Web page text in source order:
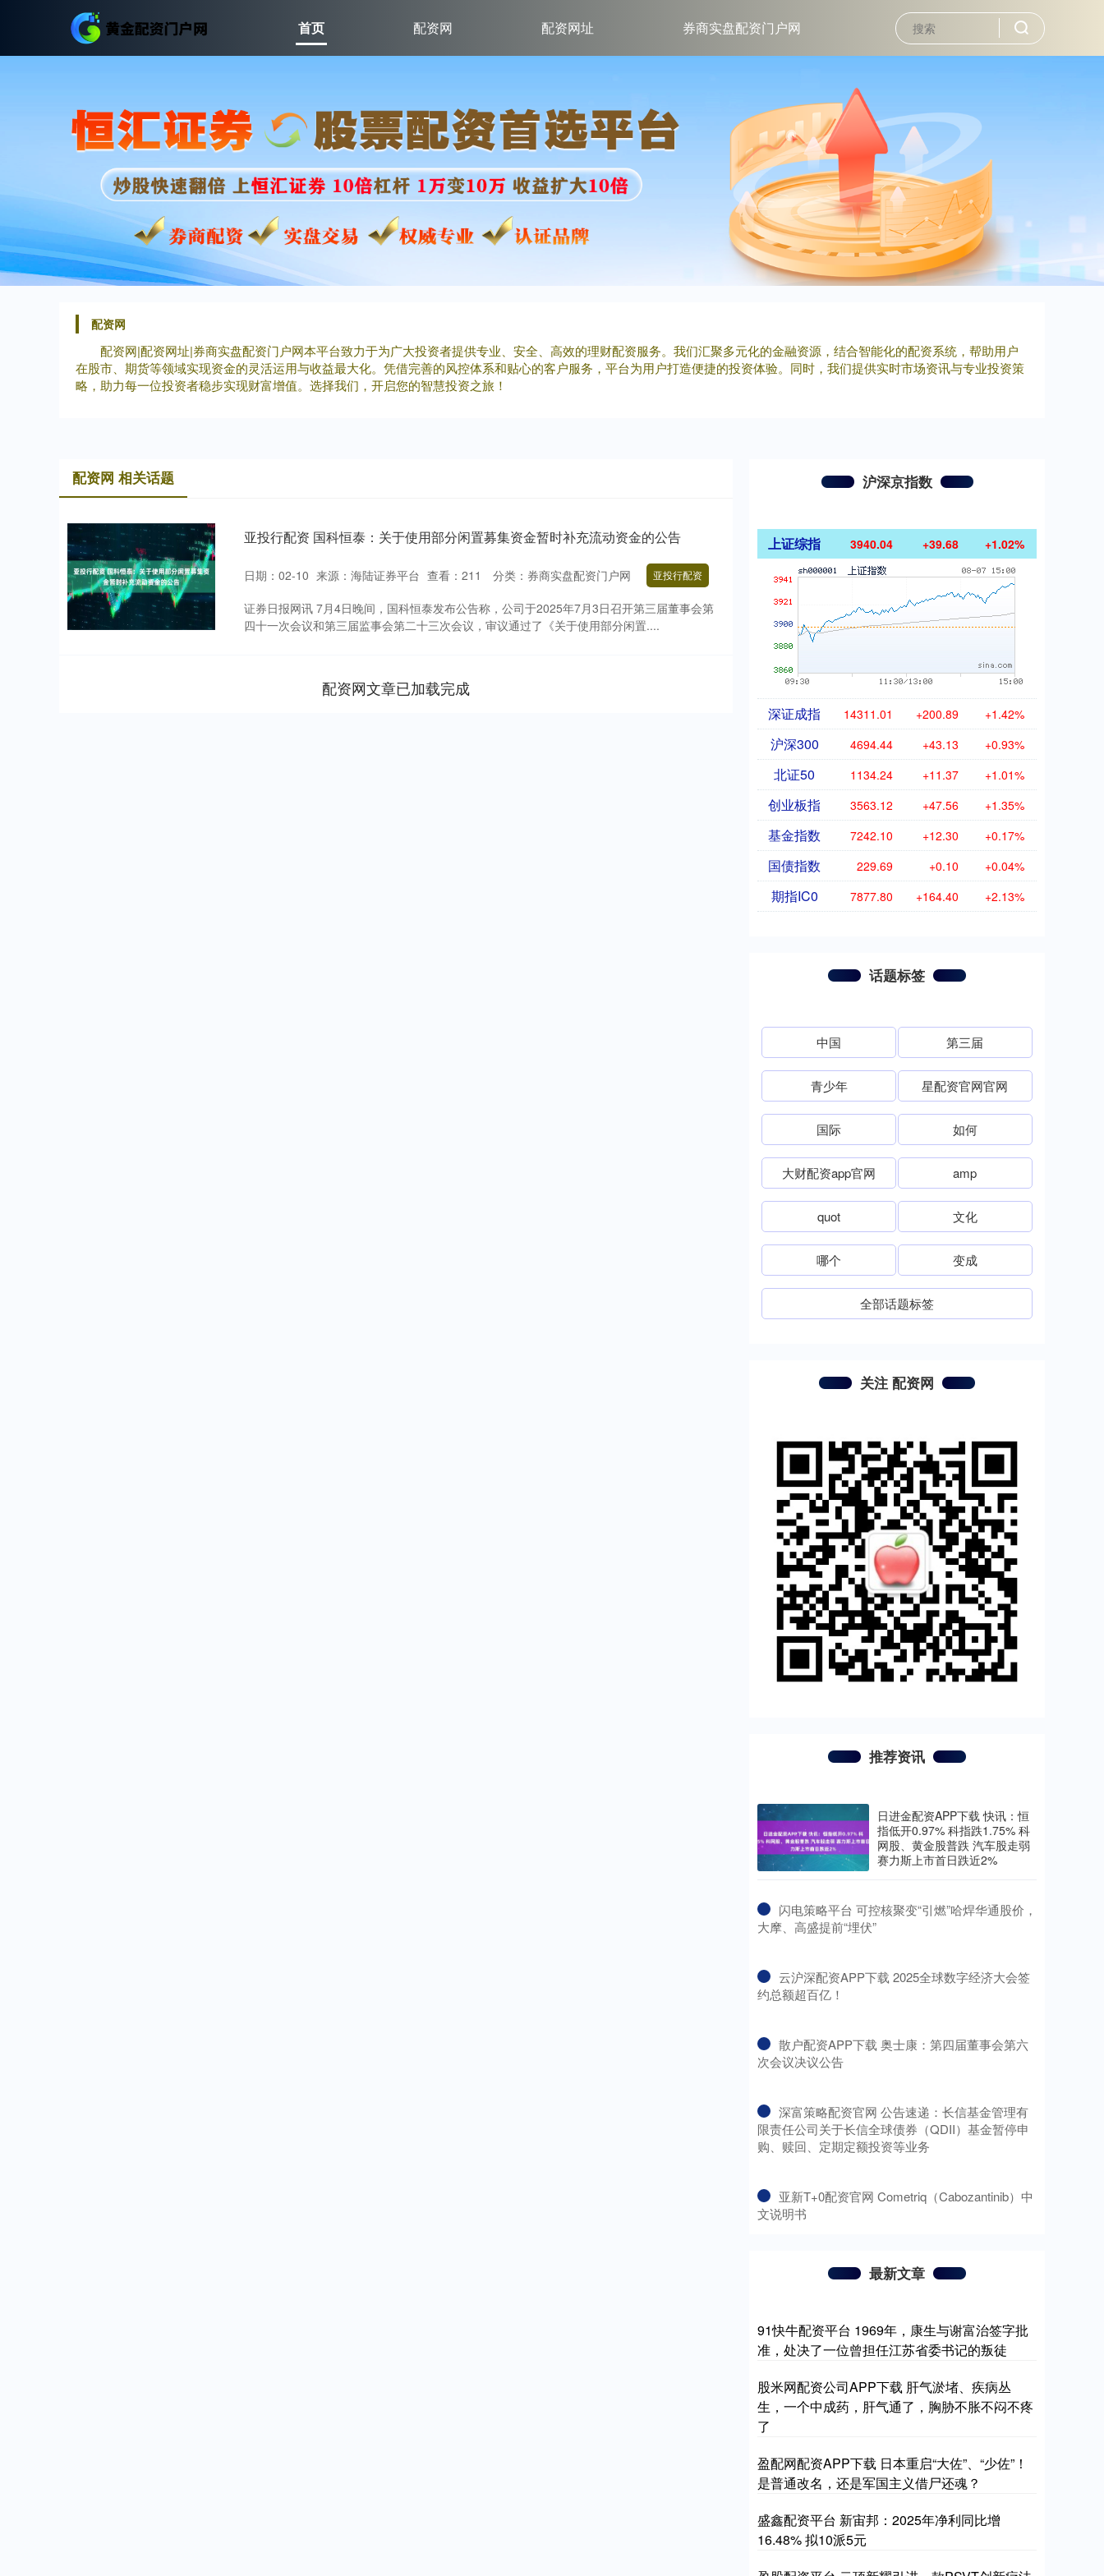
首页 配资网 配资网址 券商实盘配资门户网
配资网
配资网|配资网址|券商实盘配资门户网本平台致力于为广大投资者提供专业、安全、高效的理财配资服务。我们汇聚多元化的金融资源，结合智能化的配资系统，帮助用户
在股市、期货等领域实现资金的灵活运用与收益最大化。凭借完善的风控体系和贴心的客户服务，平台为用户打造便捷的投资体验。同时，我们提供实时市场资讯与专业投资策
略，助力每一位投资者稳步实现财富增值。选择我们，开启您的智慧投资之旅！
配资网 相关话题
亚投行配资 国科恒泰：关于使用部分闲置募集资金暂时补充流动资金的公告
日期：02-10 来源：海陆证券平台 查看： 211 分类： 券商实盘配资门户网 亚投行配资
证券日报网讯 7月4日晚间，国科恒泰发布公告称，公司于2025年7月3日召开第三届董事会第
四十一次会议和第三届监事会第二十三次会议，审议通过了《关于使用部分闲置....
配资网文章已加载完成
沪深京指数
上证综指 3940.04 +39.68 +1.02%
深证成指 14311.01 +200.89 +1.42%
沪深300 4694.44 +43.13 +0.93%
北证50 1134.24 +11.37 +1.01%
创业板指 3563.12 +47.56 +1.35%
基金指数 7242.10 +12.30 +0.17%
国债指数 229.69 +0.10 +0.04%
期指IC0 7877.80 +164.40 +2.13%
话题标签
中国 第三届
青少年 星配资官网官网
国际 如何
大财配资app官网 amp
quot 文化
哪个 变成
全部话题标签
关注 配资网
推荐资讯
日进金配资APP下载 快讯：恒
指低开0.97% 科指跌1.75% 科
网股、黄金股普跌 汽车股走弱
赛力斯上市首日跌近2%
​闪电策略平台 可控核聚变“引燃”哈焊华通股价，
大摩、高盛提前“埋伏”
​云沪深配资APP下载 2025全球数字经济大会签
约总额超百亿！
​散户配资APP下载 奥士康：第四届董事会第六
次会议决议公告
​深富策略配资官网 公告速递：长信基金管理有
限责任公司关于长信全球债券（QDII）基金暂停申
购、赎回、定期定额投资等业务
​亚新T+0配资官网 Cometriq（Cabozantinib）中
文说明书
最新文章
91快牛配资平台 1969年，康生与谢富治签字批
准，处决了一位曾担任江苏省委书记的叛徒
股米网配资公司APP下载 肝气淤堵、疾病丛
生，一个中成药，肝气通了，胸胁不胀不闷不疼
了
盈配网配资APP下载 日本重启“大佐”、“少佐”！
是普通改名，还是军国主义借尸还魂？
盛鑫配资平台 新宙邦：2025年净利同比增
16.48% 拟10派5元